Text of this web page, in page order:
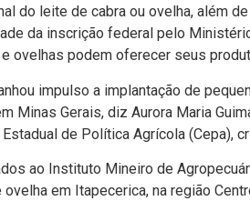
do leite de cabra ou ovelha, além
da inscrição federal pelo
ovelhas podem oferecer seus
impulso a implantação de
Minas Gerais, diz Aurora Maria
de Polí­tica Agrí­cola (Cepa),
ao Instituto Mineiro de
em Itapecerica, na região